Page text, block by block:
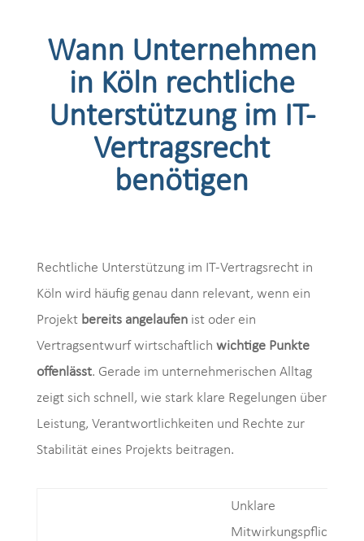
Wann Unternehmen
in Köln rechtliche
Unterstützung im IT-
Vertragsrecht
benötigen
Rechtliche Unterstützung im IT-Vertragsrecht in
Köln wird häufig genau dann relevant, wenn ein
Projekt bereits angelaufenist oder ein
Vertragsentwurf wirtschaftlich wichtige Punkte
offenlässt. Gerade im unternehmerischen Alltag
zeigt sich schnell, wie stark klare Regelungen über
Leistung, Verantwortlichkeiten und Rechte zur
Stabilität eines Projekts beitragen.
Unklare
Mitwirkungspflichten